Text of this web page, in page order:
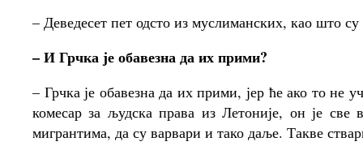
– Деведесет пет одсто из муслиманских, као што
– И Грчка је обавезна да их прими?
– Грчка је обавезна да их прими, јер ће ако то не
комесар за људска права из Летоније, он је
мигрантима, да су варвари и тако даље. Такве